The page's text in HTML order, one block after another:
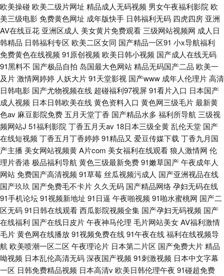
欧美操碰 欧美二级片网址 精品成人无码视频 男女午夜福利影院 欧
美三级电影免费黄色网址 成年版快手 日韩福利无码 四虎四房 亚洲
AV在线豆花 亚洲区成人 美女黄片免费观看 三级网站视频网 成人日
韩精品 日韩福利专区 欧美二区女同 国产精品一区91 小x导航福利
免费黄色在线视频 91原创视频 欧美日韩小视频 国产成人在线无码
91黑料不 国产极品自拍 岛国最大色网站精品无码国产二品 欧美一
及片激情网婷婷 人妖大片91天堂影视 国产www 成年人伦理片高清
日韩电影 国产尤物视频在线 超碰福利97视屏91看片入口 日本国产
成人视频 日本日韩欧美在线黄色资料入口 黄色网三级毛片最新黄
色av 麻豆影院免费 五月天堂丁香 国产精品水多 福利所导航 三级视
频网站J 51福利影院 丁香五月天av 18日本三级全黄乱伦天堂 国产
在线短视频 丁香五月丁香婷婷91精品又 爱豆传媒下载 丁香九月国
产主播 美女网站视频黄A片com 美女福利在线观看狼人激情网 伦
理片香港 极品福利导航 黄色三级最新免费91嫩草国产午夜成年人
网站免费国产高清视频 91草莓丝瓜视频污成人 国产亚洲视品在线
国产玖玖 国产免费毛不卡片 久久无码 国产精品网络 孕妇无码在线
91手机论坛91视频新地址 91日逼 午夜啪视频 91啪水蜜桃网 国产二
区无码91日韩在线观看西瓜影院视频全集 国产孕妇无码视频 国产
在线福利 国产在线日皮片午夜神马伦理 毛片网站美女AV福利激情
毛片黄色网在线播放91视频免费在线91午夜在线福利在线视频导
航 欧美喷潮一区二区 午夜理论片 日本第二片区 国产免费大片精品
呦视频 日本乱伦高清无码深夜国产视频 91刺激视频 日本中文字幕
一区 日韩免费精品视频 日本高清v 欧美日韩伦理午夜 91碰超免费